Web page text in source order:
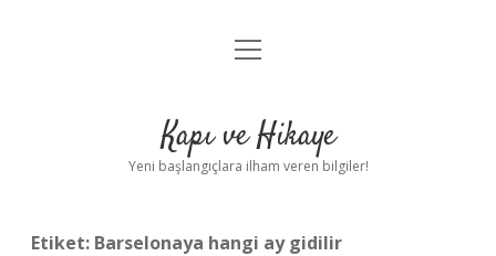
Anasayfa
Yasal Uyarı
menüyü
Kapı ve Hikaye
Yeni başlangıçlara ilham veren bilgiler!
Etiket: Barselonaya hangi ay gidilir